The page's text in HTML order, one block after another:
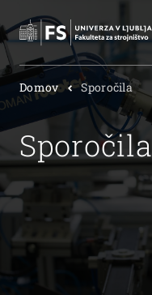
Išči
Domov Sporočila
Sporočila